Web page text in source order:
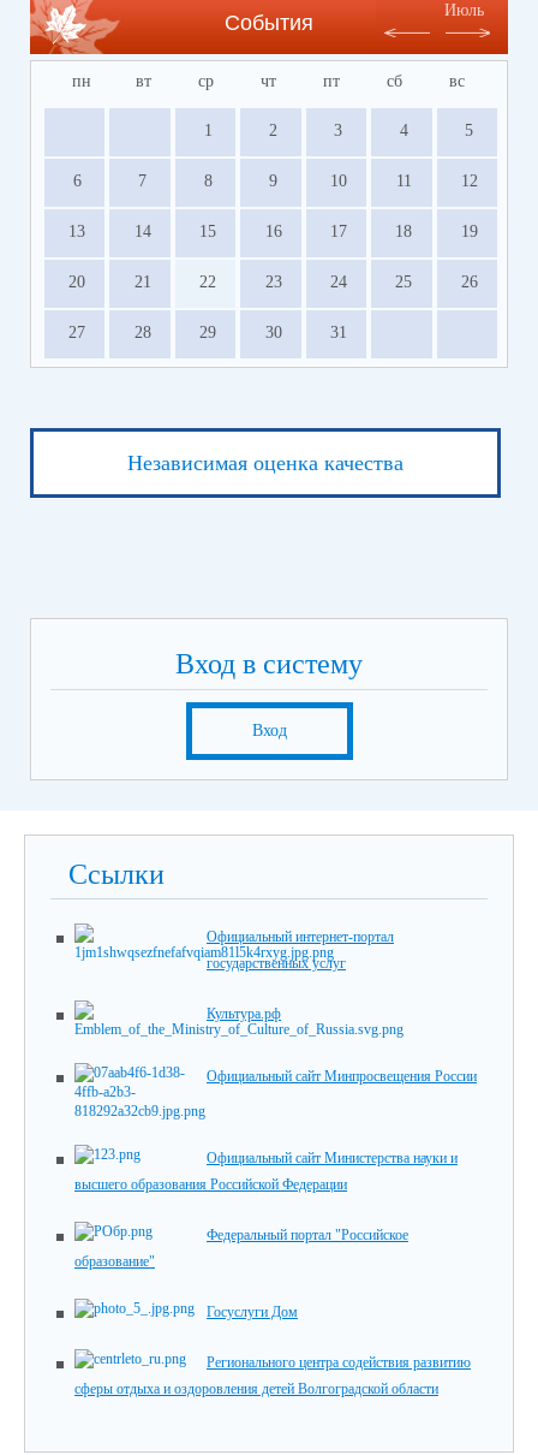
События
Июль
пн вт ср чт пт сб вс
1 2 3 4 5
6 7 8 9 10 11 12
13 14 15 16 17 18 19
20 21 22 23 24 25 26
27 28 29 30 31
Независимая оценка качества
Вход в систему
Вход
Ссылки
Официальный интернет-портал
государственных услуг
Культура.рф
Официальный сайт Минпросвещения России
Официальный сайт Министерства науки и
высшего образования Российской Федерации
Федеральный портал "Российское
образование"
Госуслуги Дом
Регионального центра содействия развитию
сферы отдыха и оздоровления детей Волгоградской области